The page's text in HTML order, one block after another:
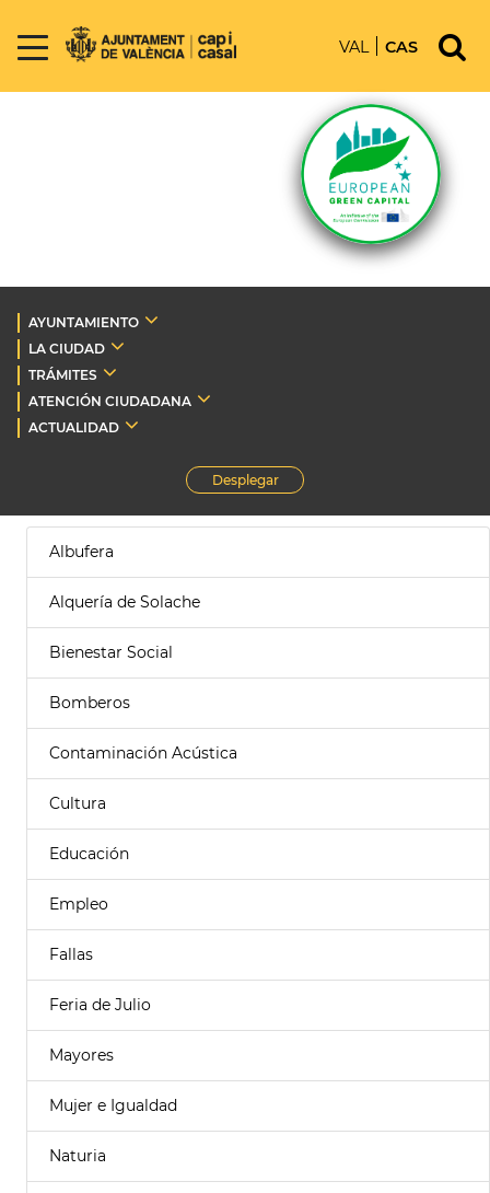
VAL CAS
AYUNTAMIENTO
LA CIUDAD
TRÁMITES
ATENCIÓN CIUDADANA
ACTUALIDAD
Desplegar
Albufera
Alquería de Solache
Bienestar Social
Bomberos
Contaminación Acústica
Cultura
Educación
Empleo
Fallas
Feria de Julio
Mayores
Mujer e Igualdad
Naturia